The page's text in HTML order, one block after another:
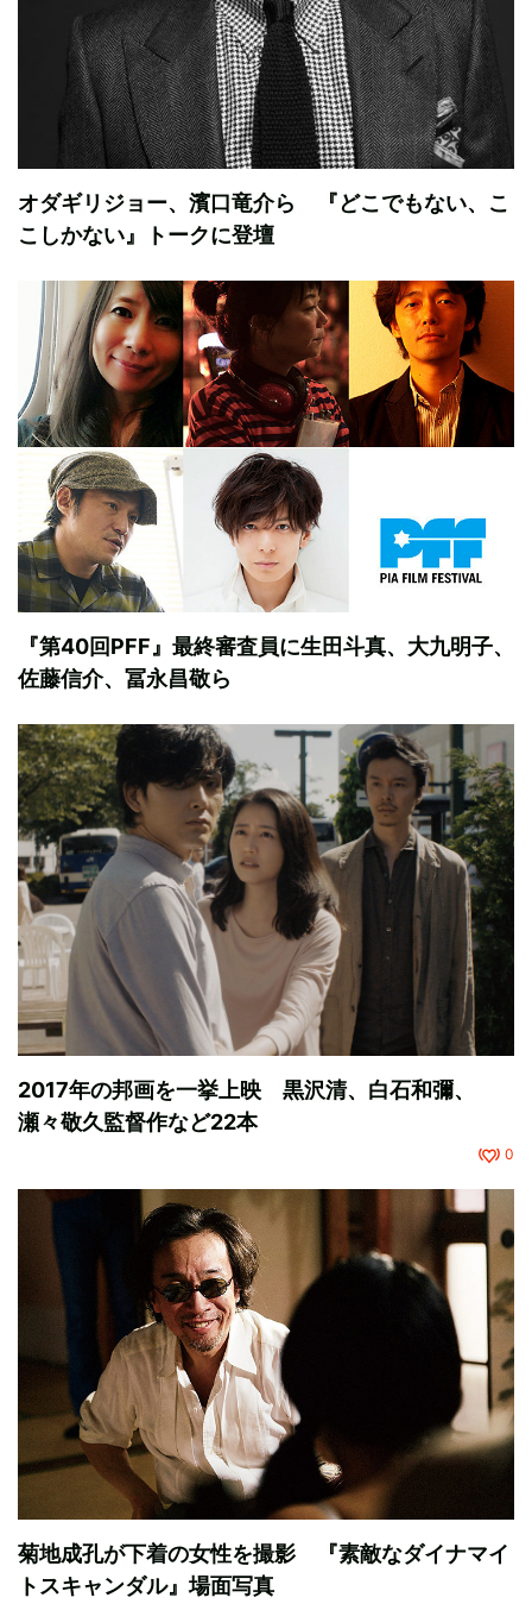
オダギリジョー、濱口竜介ら 『どこでもない、こ
こしかない』トークに登壇
『第40回PFF』最終審査員に生田斗真、大九明子、
佐藤信介、冨永昌敬ら
2017年の邦画を一挙上映 黒沢清、白石和彌、
瀬々敬久監督作など22本
0
菊地成孔が下着の女性を撮影 『素敵なダイナマイ
トスキャンダル』場面写真